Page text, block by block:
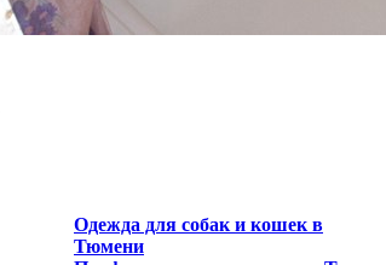
Одежда для собак и кошек в
Тюмени